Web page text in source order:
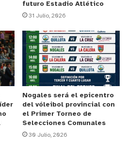
11 empates y 7 derrotas.
los números son bastante
partidos disputados, los
airosos en 4 ocasiones,
y cayendo también
a favor y 13 en contra.
donde registra el único
aunque fue en el Estadio
el 23 de noviembre de 2015.
Miguel Riffo como DT, los
futuro Estadio Atlético
31 Julio, 2026
Nogales será el epicentro
del vóleibol provincial con
el Primer Torneo de
Selecciones Comunales
30 Julio, 2026